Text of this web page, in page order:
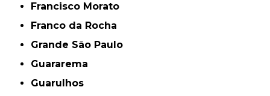
Francisco Morato
Franco da Rocha
Grande São Paulo
Guararema
Guarulhos